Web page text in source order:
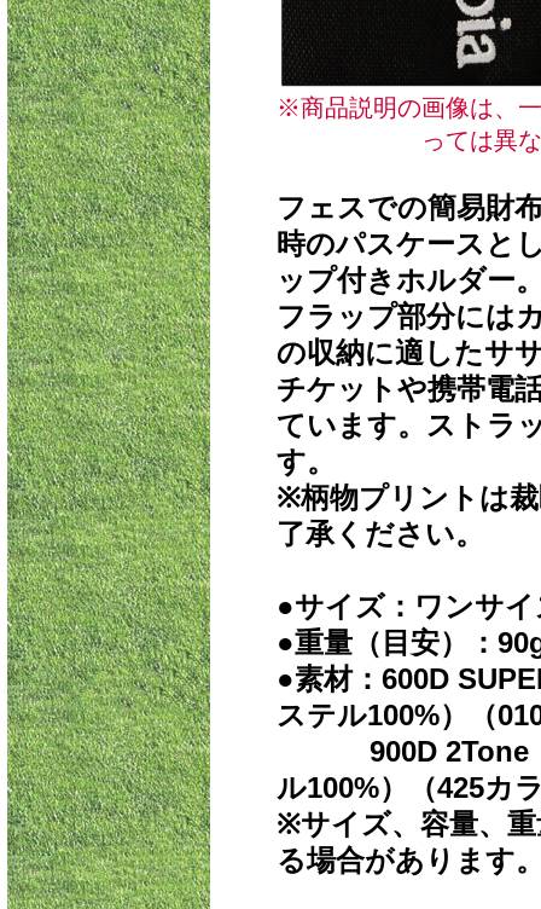
※商品説明の画像は、
っては異
フェスでの簡易財
時のパスケースと
ップ付きホルダー
フラップ部分には
の収納に適したサ
チケットや携帯電
ています。ストラ
す。
※柄物プリントは
了承ください。
●サイズ：ワンサ
●重量（目安）：
●素材：600D
ステル100%）（
900D 2Tone（
ル100%）（425カ
※サイズ、容量、
る場合があります